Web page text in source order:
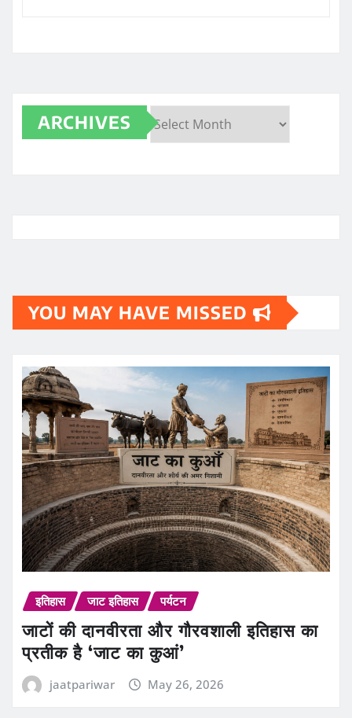
ARCHIVES
YOU MAY HAVE MISSED
इतिहास जाट इतिहास पर्यटन
जाटों की दानवीरता और गौरवशाली इतिहास का
प्रतीक है ‘जाट का कुआं’
jaatpariwar May 26, 2026